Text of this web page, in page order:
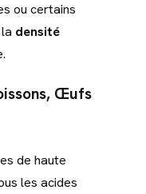
ou certains
densité
Œufs
de haute
les acides